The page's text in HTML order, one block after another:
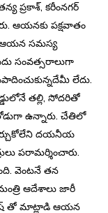
ప్రకాశ్, కరీంనగర్
ఆయనకు పక్షవాతం
ఆయన సమస్య
సంవత్సరాలుగా
లేదు.
తల్లి, సోదరితో
ఉన్నారు. చేతిలో
దయనీయ
పరామర్శించారు.
వెంటనే తన
ఆదేశాలు జారీ
తో మాట్లాడి ఆయన